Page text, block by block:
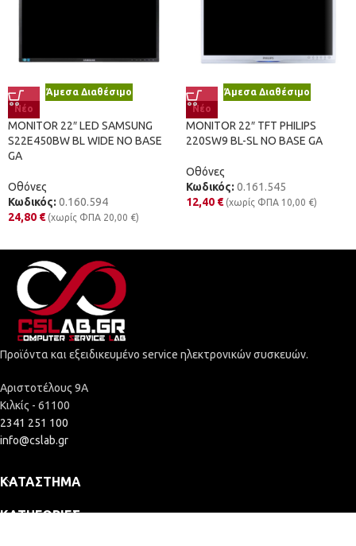
Άμεσα Διαθέσιμο
Νέο
MONITOR 22″ LED SAMSUNG
S22E450BW BL WIDE NO BASE
GA
Οθόνες
Κωδικός: 0.160.594
24,80 € (χωρίς ΦΠΑ 20,00 €)
Άμεσα Διαθέσιμο
Νέο
MONITOR 22″ TFT PHILIPS
220SW9 BL-SL NO BASE GA
Οθόνες
Κωδικός: 0.161.545
12,40 € (χωρίς ΦΠΑ 10,00 €)
Προϊόντα και εξειδικευμένο service ηλεκτρονικών συσκευών.
Αριστοτέλους 9Α
Κιλκίς - 61100
2341 251 100
info@cslab.gr
ΚΑΤΆΣΤΗΜΑ
ΚΑΤΗΓΟΡΊΕΣ